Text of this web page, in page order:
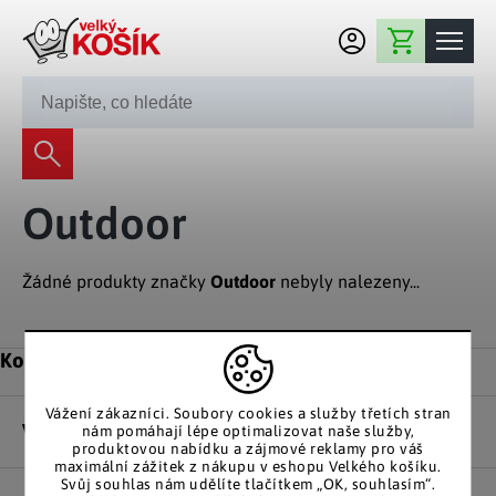
Vážení zákazníci. Soubory cookies a služby třetích stran
nám pomáhají lépe optimalizovat naše služby,
produktovou nabídku a zájmové reklamy pro váš
maximální zážitek z nákupu v eshopu Velkého košíku.
Svůj souhlas nám udělíte tlačítkem „OK, souhlasím“.
Nákupní košík
245 008 200
Dekorace
Bytové dekorace
Velikonoční dekorace
Dekorace na hrob
Domácnost
Bytový textil
Koupelna a záchod
Ložnice a šatna
Kuchyně
Kuchyňské pomůcky
Prostírání a stolování
Příprava nápojů
Grilování a smažení
Nábytek
Koupelnový nábytek
Nábytek do předsíně
Nábytek do ložnice
Zahradní doplňky
Zahradní nábytek
Volný čas
Outdoor
Žádné produkty značky Outdoor nebyly nalezeny...
Zápatí
Kontakt
Vše o nákupu